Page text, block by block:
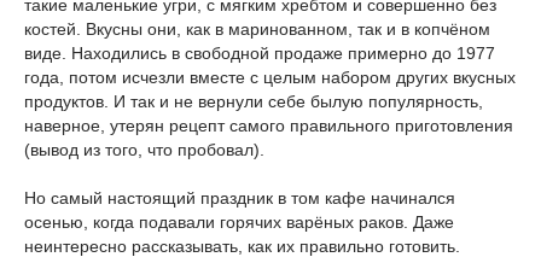
такие маленькие угри, с мягким хребтом и совершенно без
костей. Вкусны они, как в маринованном, так и в копчёном
виде. Находились в свободной продаже примерно до 1977
года, потом исчезли вместе с целым набором других вкусных
продуктов. И так и не вернули себе былую популярность,
наверное, утерян рецепт самого правильного приготовления
(вывод из того, что пробовал).
Но самый настоящий праздник в том кафе начинался
осенью, когда подавали горячих варёных раков. Даже
неинтересно рассказывать, как их правильно готовить.